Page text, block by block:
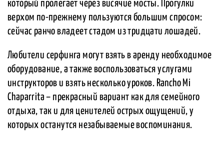
который пролегает через висячие мосты. Прогулки
верхом по-прежнему пользуются большим спросом:
сейчас ранчо владеет стадом из тридцати лошадей.
Любители серфинга могут взять в аренду необходимое
оборудование, а также воспользоваться услугами
инструкторов и взять несколько уроков. Rancho Mi
Chaparrita – прекрасный вариант как для семейного
отдыха, так и для ценителей острых ощущений, у
которых останутся незабываемые воспоминания.